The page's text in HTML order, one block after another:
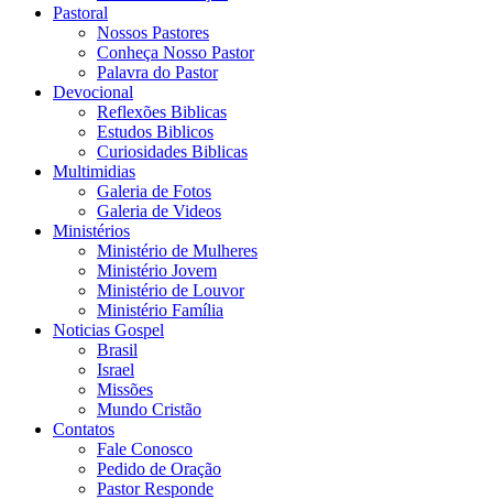
Pastoral
Nossos Pastores
Conheça Nosso Pastor
Palavra do Pastor
Devocional
Reflexões Biblicas
Estudos Biblicos
Curiosidades Biblicas
Multimidias
Galeria de Fotos
Galeria de Videos
Ministérios
Ministério de Mulheres
Ministério Jovem
Ministério de Louvor
Ministério Família
Noticias Gospel
Brasil
Israel
Missões
Mundo Cristão
Contatos
Fale Conosco
Pedido de Oração
Pastor Responde